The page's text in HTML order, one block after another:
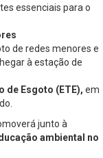
essenciais para o
de redes menores e
à estação de
de Esgoto (ETE), em
junto à
ambiental no